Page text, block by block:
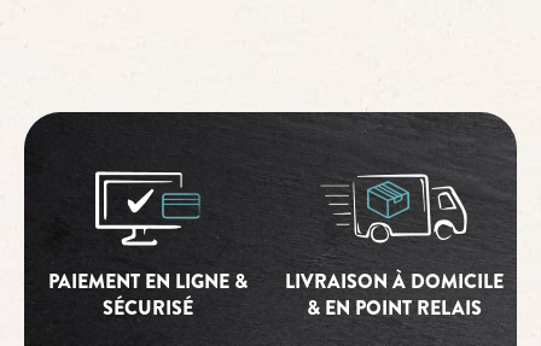
PAIEMENT EN LIGNE &
SÉCURISÉ
LIVRAISON À DOMICILE
& EN POINT RELAIS